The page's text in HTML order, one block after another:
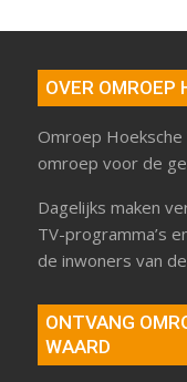
OVER OMROEP
Omroep Hoeksche
omroep voor de
Dagelijks maken
TV-programma’s
de inwoners van
ONTVANG
WAARD